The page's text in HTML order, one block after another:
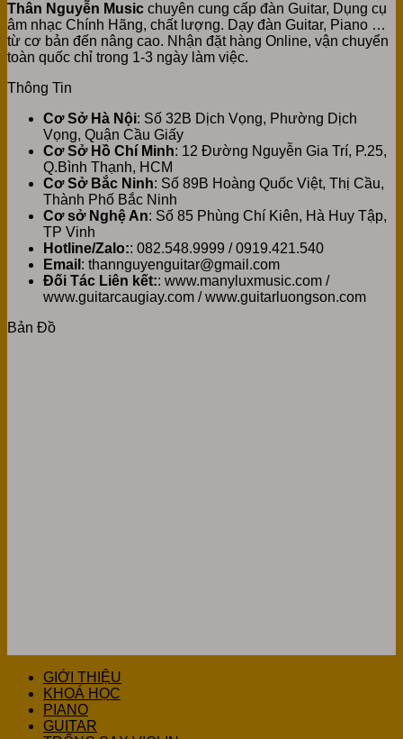
Thân Nguyễn Music chuyên cung cấp đàn Guitar, Dụng cụ
âm nhạc Chính Hãng, chất lượng. Dạy đàn Guitar, Piano …
từ cơ bản đến nâng cao. Nhận đặt hàng Online, vận chuyển
toàn quốc chỉ trong 1-3 ngày làm việc.
Thông Tin
Cơ Sở Hà Nội: Số 32B Dịch Vọng, Phường Dịch
Vọng, Quận Cầu Giấy
Cơ Sở Hồ Chí Minh: 12 Đường Nguyễn Gia Trí, P.25,
Q.Bình Thạnh, HCM
Cơ Sở Bắc Ninh: Số 89B Hoàng Quốc Việt, Thị Cầu,
Thành Phố Bắc Ninh
Cơ sở Nghệ An: Số 85 Phùng Chí Kiên, Hà Huy Tập,
TP Vinh
Hotline/Zalo:: 082.548.9999 / 0919.421.540
Email : thannguyenguitar@gmail.com
Đối Tác Liên kết:: www.manyluxmusic.com /
www.guitarcaugiay.com / www.guitarluongson.com
Bản Đồ
GIỚI THIỆU
KHOÁ HỌC
PIANO
GUITAR